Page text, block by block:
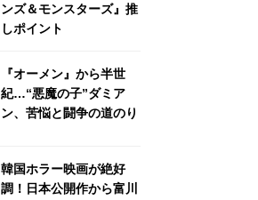
ンズ＆モンスターズ』推
しポイント
『オーメン』から半世
紀…“悪魔の子”ダミア
ン、苦悩と闘争の道のり
韓国ホラー映画が絶好
調！日本公開作から富川